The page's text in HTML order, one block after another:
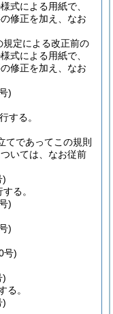
式による用紙で、
修正を加え、なお
規定による改正前の
式による用紙で、
修正を加え、なお
)
する。
てであってこの規則
いては、なお従前
)
る。
)
)
号)
)
る。
)